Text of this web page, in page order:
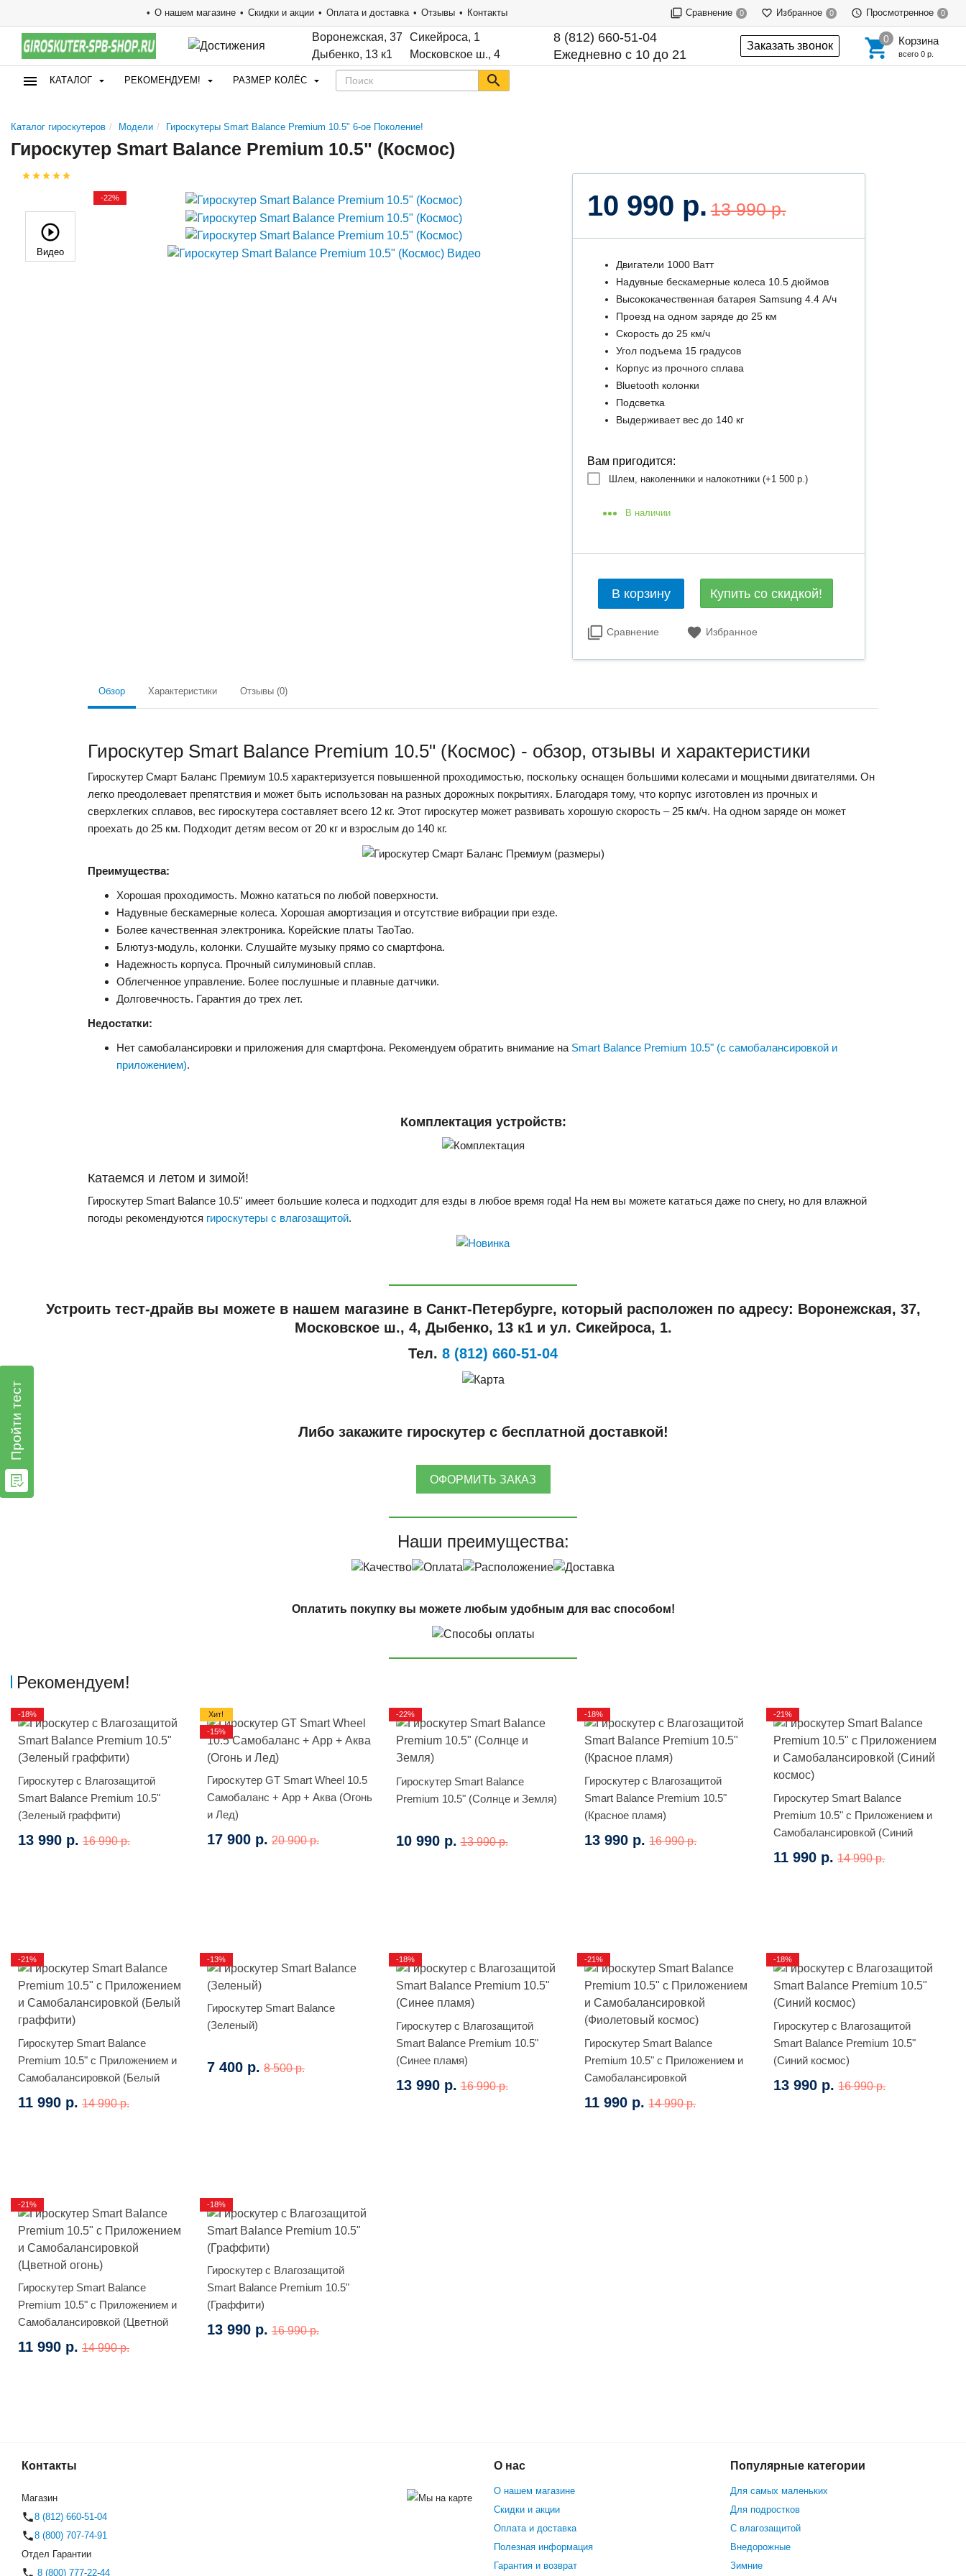
О нашем магазине Скидки и акции Оплата и доставка Отзывы Контакты Сравнение 0 Избранное 0 Просмотренное 0
Воронежская, 37
Дыбенко, 13 к1
Сикейроса, 1
Московское ш., 4
8 (812) 660-51-04
Ежедневно с 10 до 21
Заказать звонок Корзина
всего 0 р.
КАТАЛОГ РЕКОМЕНДУЕМ! РАЗМЕР КОЛЁС
Каталог гироскутеров Модели Гироскутеры Smart Balance Premium 10.5" 6-ое Поколение!
Гироскутер Smart Balance Premium 10.5" (Космос)
Видео
-22% 10 990 р. 13 990 р.
Двигатели 1000 Ватт
Надувные бескамерные колеса 10.5 дюймов
Высококачественная батарея Samsung 4.4 А/ч
Проезд на одном заряде до 25 км
Скорость до 25 км/ч
Угол подъема 15 градусов
Корпус из прочного сплава
Bluetooth колонки
Подсветка
Выдерживает вес до 140 кг
Вам пригодится:
Шлем, наколенники и налокотники (+1 500 р.)
В наличии
В корзину Купить со скидкой!
Сравнение Избранное
Обзор Характеристики Отзывы (0)
Гироскутер Smart Balance Premium 10.5" (Космос) - обзор, отзывы и характеристики
Гироскутер Смарт Баланс Премиум 10.5 характеризуется повышенной проходимостью, поскольку оснащен большими колесами и мощными двигателями. Он
легко преодолевает препятствия и может быть использован на разных дорожных покрытиях. Благодаря тому, что корпус изготовлен из прочных и
сверхлегких сплавов, вес гироскутера составляет всего 12 кг. Этот гироскутер может развивать хорошую скорость – 25 км/ч. На одном заряде он может
проехать до 25 км. Подходит детям весом от 20 кг и взрослым до 140 кг.
Преимущества:
Хорошая проходимость. Можно кататься по любой поверхности.
Надувные бескамерные колеса. Хорошая амортизация и отсутствие вибрации при езде.
Более качественная электроника. Корейские платы ТаоТао.
Блютуз-модуль, колонки. Слушайте музыку прямо со смартфона.
Надежность корпуса. Прочный силуминовый сплав.
Облегченное управление. Более послушные и плавные датчики.
Долговечность. Гарантия до трех лет.
Недостатки:
Нет самобалансировки и приложения для смартфона. Рекомендуем обратить внимание на Smart Balance Premium 10.5" (с самобалансировкой и
приложением).
Комплектация устройств:
Катаемся и летом и зимой!
Гироскутер Smart Balance 10.5" имеет большие колеса и подходит для езды в любое время года! На нем вы можете кататься даже по снегу, но для влажной
погоды рекомендуются гироскутеры с влагозащитой.
Устроить тест-драйв вы можете в нашем магазине в Санкт-Петербурге, который расположен по адресу: Воронежская, 37,
Московское ш., 4, Дыбенко, 13 к1 и ул. Сикейроса, 1.
Тел. 8 (812) 660-51-04
Либо закажите гироскутер с бесплатной доставкой!
ОФОРМИТЬ ЗАКАЗ
Наши преимущества:
Оплатить покупку вы можете любым удобным для вас способом!
Рекомендуем!
Гироскутер с Влагозащитой
Smart Balance Premium 10.5"
(Зеленый граффити)
13 990 р. 16 990 р.
-18%
Гироскутер GT Smart Wheel 10.5
Самобаланс + App + Аква (Огонь
и Лед)
17 900 р. 20 900 р.
Хит!
-15%
Гироскутер Smart Balance
Premium 10.5" (Солнце и Земля)
10 990 р. 13 990 р.
-22%
Гироскутер с Влагозащитой
Smart Balance Premium 10.5"
(Красное пламя)
13 990 р. 16 990 р.
-18%
Гироскутер Smart Balance
Premium 10.5" с Приложением и
Самобалансировкой (Синий
космос)
11 990 р. 14 990 р.
-21%
Гироскутер Smart Balance
Premium 10.5" с Приложением и
Самобалансировкой (Белый
граффити)
11 990 р. 14 990 р.
-21%
Гироскутер Smart Balance
(Зеленый)
7 400 р. 8 500 р.
-13%
Гироскутер с Влагозащитой
Smart Balance Premium 10.5"
(Синее пламя)
13 990 р. 16 990 р.
-18%
Гироскутер Smart Balance
Premium 10.5" с Приложением и
Самобалансировкой
(Фиолетовый космос)
11 990 р. 14 990 р.
-21%
Гироскутер с Влагозащитой
Smart Balance Premium 10.5"
(Синий космос)
13 990 р. 16 990 р.
-18%
Гироскутер Smart Balance
Premium 10.5" с Приложением и
Самобалансировкой (Цветной
огонь)
11 990 р. 14 990 р.
-21%
Гироскутер с Влагозащитой
Smart Balance Premium 10.5"
(Граффити)
13 990 р. 16 990 р.
-18%
Гироскутер Smart Balance Premium 10.5"
13 990 р.
10 990 р.
Контакты
Магазин
8 (812) 660-51-04
8 (800) 707-74-91
Отдел Гарантии
8 (800) 777-22-44
О нас
О нашем магазине
Скидки и акции
Оплата и доставка
Полезная информация
Гарантия и возврат
Популярные категории
Для самых маленьких
Для подростков
С влагозащитой
Внедорожные
Зимние
Пройти тест